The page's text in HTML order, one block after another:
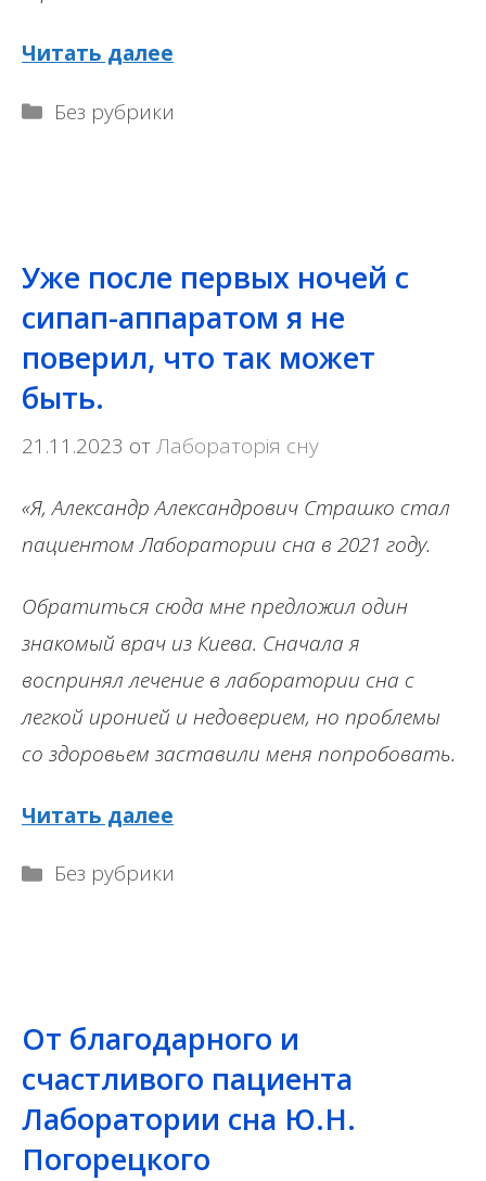
Читать далее
Рубрики
Без рубрики
Уже после первых ночей с
сипап-аппаратом я не
поверил, что так может
быть.
21.11.2023 отЛабораторія сну
«Я, Александр Александрович Страшко стал
пациентом Лаборатории сна в 2021 году.
Обратиться сюда мне предложил один
знакомый врач из Киева. Сначала я
воспринял лечение в лаборатории сна с
легкой иронией и недоверием, но проблемы
со здоровьем заставили меня попробовать.
Читать далее
Рубрики
Без рубрики
От благодарного и
счастливого пациента
Лаборатории сна Ю.Н.
Погорецкого